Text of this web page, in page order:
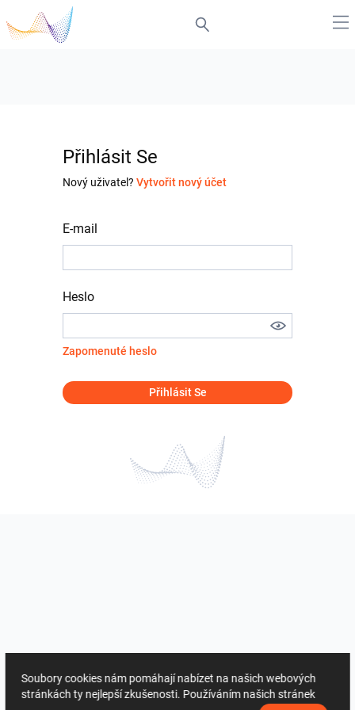
Přihlásit Se
Nový uživatel? Vytvořit nový účet
E-mail
Heslo
Zapomenuté heslo
Přihlásit Se
Soubory cookies nám pomáhají nabízet na našich webových
stránkách ty nejlepší zkušenosti. Používáním našich stránek